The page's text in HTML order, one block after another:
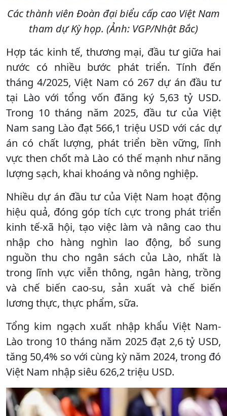
Các thành viên Đoàn đại biểu cấp cao Việt Nam
tham dự Kỳ họp. (Ảnh: VGP/Nhật Bắc)
Hợp tác kinh tế, thương mại, đầu tư giữa hai
nước có nhiều bước phát triển. Tính đến
tháng 4/2025, Việt Nam có 267 dự án đầu tư
tại Lào với tổng vốn đăng ký 5,63 tỷ USD.
Trong 10 tháng năm 2025, đầu tư của Việt
Nam sang Lào đạt 566,1 triệu USD với các dự
án có chất lượng, phát triển bền vững, lĩnh
vực then chốt mà Lào có thế mạnh như năng
lượng sạch, khai khoáng và nông nghiệp.
Nhiều dự án đầu tư của Việt Nam hoạt động
hiệu quả, đóng góp tích cực trong phát triển
kinh tế-xã hội, tạo việc làm và nâng cao thu
nhập cho hàng nghìn lao động, bổ sung
nguồn thu cho ngân sách của Lào, nhất là
trong lĩnh vực viễn thông, ngân hàng, trồng
và chế biến cao-su, sản xuất và chế biến
lương thực, thực phẩm, sữa.
Tổng kim ngạch xuất nhập khẩu Việt Nam-
Lào trong 10 tháng năm 2025 đạt 2,6 tỷ USD,
tăng 50,4% so với cùng kỳ năm 2024, trong đó
Việt Nam nhập siêu 626,2 triệu USD.